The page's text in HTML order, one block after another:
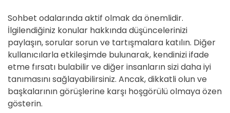
Sohbet odalarında aktif olmak da önemlidir.
İlgilendiğiniz konular hakkında düşüncelerinizi
paylaşın, sorular sorun ve tartışmalara katılın. Diğer
kullanıcılarla etkileşimde bulunarak, kendinizi ifade
etme fırsatı bulabilir ve diğer insanların sizi daha iyi
tanımasını sağlayabilirsiniz. Ancak, dikkatli olun ve
başkalarının görüşlerine karşı hoşgörülü olmaya özen
gösterin.